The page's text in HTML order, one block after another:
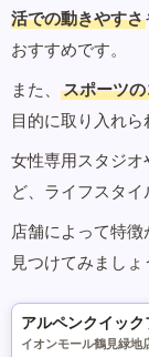
活での動きやすさ
おすすめです。
また、
スポーツ
目的に取り入れら
女性専用スタジ
ど、ライフスタイ
店舗によって特
見つけてみましょ
アルペンクイッ
イオンモール鶴見緑地